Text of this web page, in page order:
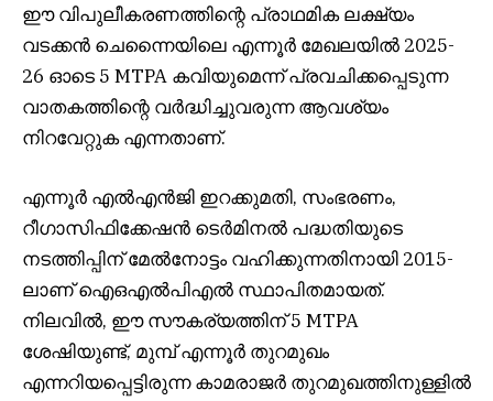
ഈ വിപുലീകരണത്തിന്റെ പ്രാഥമിക ലക്ഷ്യം
വടക്കൻ ചെന്നൈയിലെ എന്നൂർ മേഖലയിൽ 2025-
26 ഓടെ 5 MTPA കവിയുമെന്ന് പ്രവചിക്കപ്പെടുന്ന
വാതകത്തിന്റെ വർദ്ധിച്ചുവരുന്ന ആവശ്യം
നിറവേറ്റുക എന്നതാണ്.
എന്നൂർ എൽഎൻജി ഇറക്കുമതി, സംഭരണം,
റീഗാസിഫിക്കേഷൻ ടെർമിനൽ പദ്ധതിയുടെ
നടത്തിപ്പിന് മേൽനോട്ടം വഹിക്കുന്നതിനായി 2015-
ലാണ് ഐഒഎൽപിഎൽ സ്ഥാപിതമായത്.
നിലവിൽ, ഈ സൗകര്യത്തിന് 5 MTPA
ശേഷിയുണ്ട്, മുമ്പ് എന്നൂർ തുറമുഖം
എന്നറിയപ്പെട്ടിരുന്ന കാമരാജർ തുറമുഖത്തിനുള്ളിൽ